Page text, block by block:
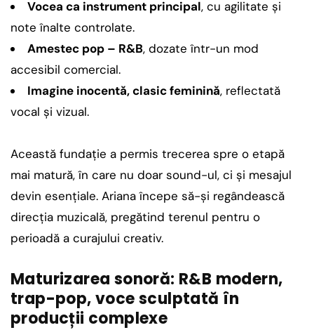
Vocea ca instrument principal, cu agilitate și
note înalte controlate.
Amestec pop – R&B, dozate într-un mod
accesibil comercial.
Imagine inocentă, clasic feminină, reflectată
vocal și vizual.
Această fundație a permis trecerea spre o etapă
mai matură, în care nu doar sound-ul, ci și mesajul
devin esențiale. Ariana începe să-și regândească
direcția muzicală, pregătind terenul pentru o
perioadă a curajului creativ.
Maturizarea sonoră: R&B modern,
trap-pop, voce sculptată în
producții complexe